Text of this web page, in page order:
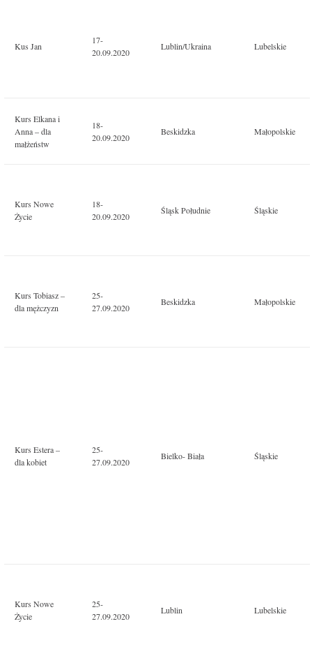
Kus Jan
17-
20.09.2020
Lublin/Ukraina Lubelskie
Kurs Elkana i
Anna – dla
małżeństw
18-
20.09.2020
Beskidzka Małopolskie
Kurs Nowe
Życie
18-
20.09.2020
Śląsk Południe Śląskie
Kurs Tobiasz –
dla mężczyzn
25-
27.09.2020
Beskidzka Małopolskie
Kurs Estera –
dla kobiet
25-
27.09.2020
Bielko- Biała Śląskie
Kurs Nowe
Życie
25-
27.09.2020
Lublin Lubelskie